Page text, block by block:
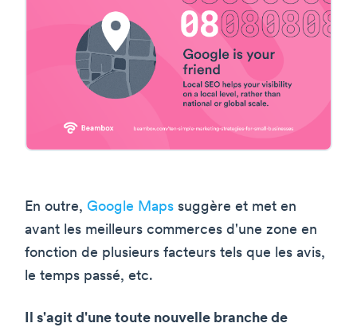
En outre, Google Maps suggère et met en
avant les meilleurs commerces d'une zone en
fonction de plusieurs facteurs tels que les avis,
le temps passé, etc.
Il s'agit d'une toute nouvelle branche de